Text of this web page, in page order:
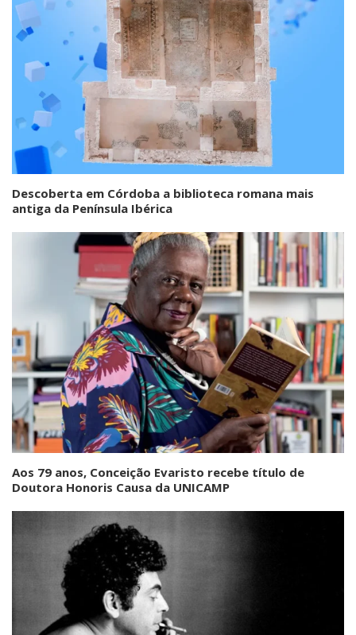
Descoberta em Córdoba a biblioteca romana mais
antiga da Península Ibérica
Aos 79 anos, Conceição Evaristo recebe título de
Doutora Honoris Causa da UNICAMP